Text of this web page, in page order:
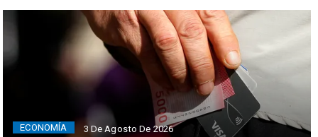
ECONOMÍA 3 De Agosto De 2026